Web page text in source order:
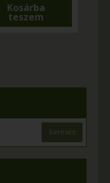
Kosárba
teszem
Keresés